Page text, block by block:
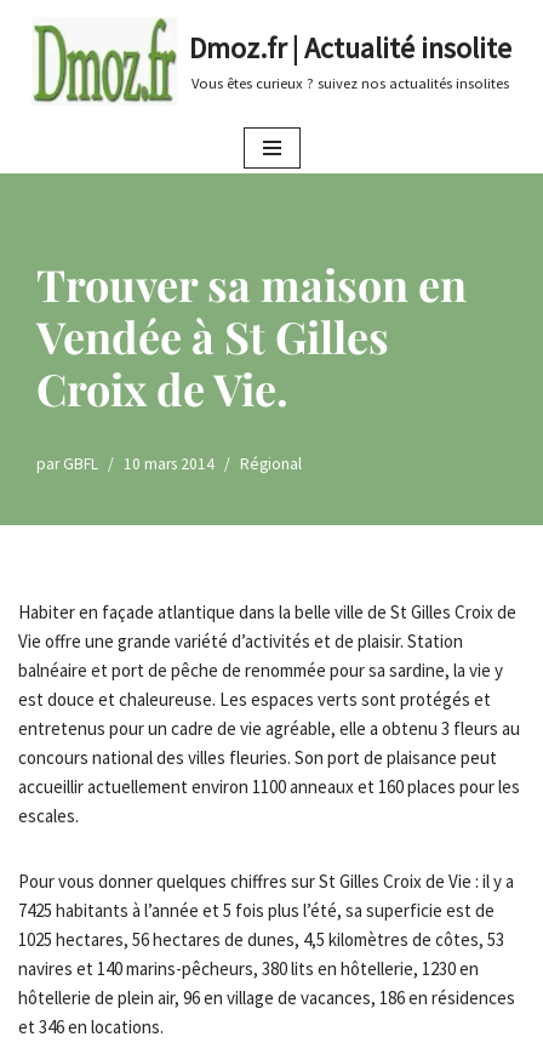
au
Dmoz.fr | Actualité insolite
Vous êtes curieux ? suivez nos actualités insolites
Trouver sa maison en
Vendée à St Gilles
Croix de Vie.
parGBFL 10 mars 2014 Régional
Habiter en façade atlantique dans la belle ville de St Gilles Croix de
Vie offre une grande variété d’activités et de plaisir. Station
balnéaire et port de pêche de renommée pour sa sardine, la vie y
est douce et chaleureuse. Les espaces verts sont protégés et
entretenus pour un cadre de vie agréable, elle a obtenu 3 fleurs au
concours national des villes fleuries. Son port de plaisance peut
accueillir actuellement environ 1100 anneaux et 160 places pour les
escales.
Pour vous donner quelques chiffres sur St Gilles Croix de Vie : il y a
7425 habitants à l’année et 5 fois plus l’été, sa superficie est de
1025 hectares, 56 hectares de dunes, 4,5 kilomètres de côtes, 53
navires et 140 marins-pêcheurs, 380 lits en hôtellerie, 1230 en
hôtellerie de plein air, 96 en village de vacances, 186 en résidences
et 346 en locations.